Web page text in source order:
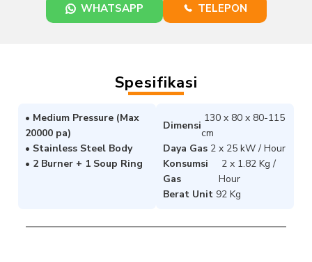
WHATSAPP TELEPON
Spesifikasi
• Medium Pressure (Max
20000 pa)
• Stainless Steel Body
• 2 Burner + 1 Soup Ring
Dimensi
130 x 80 x 80-115
cm
Daya Gas 2 x 25 kW / Hour
Konsumsi
Gas
2 x 1.82 Kg /
Hour
Berat Unit 92 Kg